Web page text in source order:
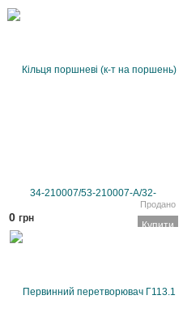
Продано
0 грн
Купити